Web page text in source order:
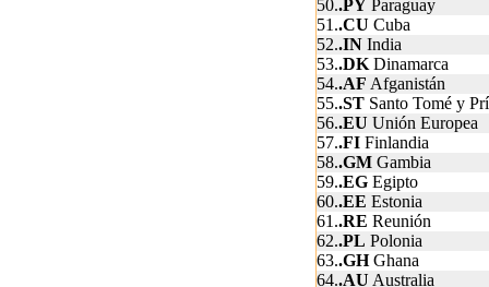
50..PY Paraguay
51..CU Cuba
52..IN India
53..DK Dinamarca
54..AF Afganistán
55..ST Santo Tomé y
56..EU Unión Europea
57..FI Finlandia
58..GM Gambia
59..EG Egipto
60..EE Estonia
61..RE Reunión
62..PL Polonia
63..GHGhana
64..AU Australia